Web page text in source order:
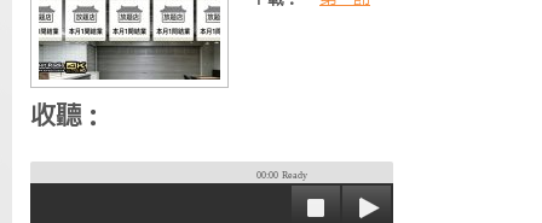
收聽：
00:00 Ready